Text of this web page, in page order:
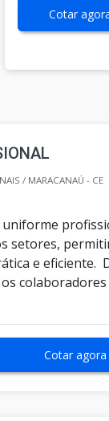
Cotar
/ MARACANAÚ - CE
uniforme
setores,
e eficiente.
Cotar agora